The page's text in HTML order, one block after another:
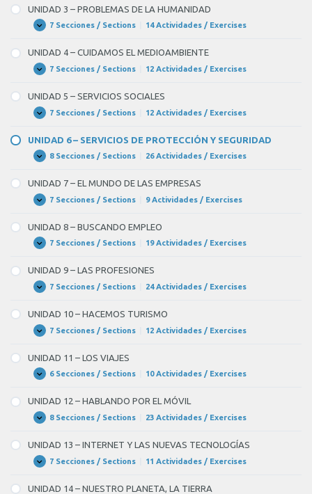
–
ELEMENTOS
Y
TAREAS
LA
CASA
UNIDAD 3 – PROBLEMAS DE LA HUMANIDAD
Expandir
UNIDAD
–
PROBLEMAS
DE
LA
7 Secciones / Sections 14 Actividades / Exercises
UNIDAD 4 – CUIDAMOS EL MEDIOAMBIENTE
Expandir
UNIDAD
–
CUIDAMOS
EL
MEDIOAMBIENTE
7 Secciones / Sections 12 Actividades / Exercises
UNIDAD 5 – SERVICIOS SOCIALES
Expandir
UNIDAD
–
SERVICIOS
SOCIALES
7 Secciones / Sections 12 Actividades / Exercises
UNIDAD 6 – SERVICIOS DE PROTECCIÓN Y SEGURIDAD
Expandir
UNIDAD
–
SERVICIOS
DE
PROTECCIÓN
SEGURIDAD
8 Secciones / Sections 26 Actividades / Exercises
UNIDAD 7 – EL MUNDO DE LAS EMPRESAS
Expandir
UNIDAD
–
EL
MUNDO
EMPRESAS
7 Secciones / Sections 9 Actividades / Exercises
UNIDAD 8 – BUSCANDO EMPLEO
Expandir
UNIDAD
–
BUSCANDO
EMPLEO
7 Secciones / Sections 19 Actividades / Exercises
UNIDAD 9 – LAS PROFESIONES
Expandir
UNIDAD
–
LAS
PROFESIONES
7 Secciones / Sections 24 Actividades / Exercises
UNIDAD 10 – HACEMOS TURISMO
Expandir
UNIDAD
–
HACEMOS
TURISMO
7 Secciones / Sections 12 Actividades / Exercises
UNIDAD 11 – LOS VIAJES
Expandir
UNIDAD
–
LOS
VIAJES
6 Secciones / Sections 10 Actividades / Exercises
UNIDAD 12 – HABLANDO POR EL MÓVIL
Expandir
UNIDAD
–
HABLANDO
POR
EL
8 Secciones / Sections 23 Actividades / Exercises
UNIDAD 13 – INTERNET Y LAS NUEVAS TECNOLOGÍAS
Expandir
UNIDAD
–
7 Secciones / Sections 11 Actividades / Exercises
UNIDAD 14 – NUESTRO PLANETA, LA TIERRA